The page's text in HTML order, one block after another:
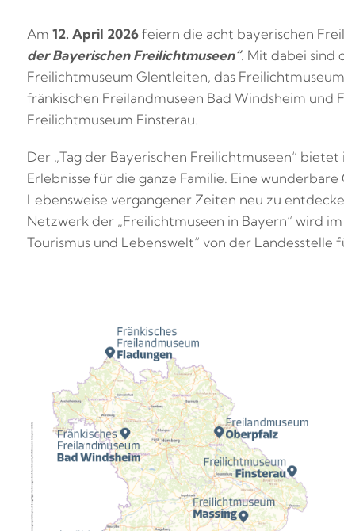
Am12. April 2026feiern die acht bayerischen
der Bayerischen Freilichtmuseen“. Mit dabei sind
Freilichtmuseum Glentleiten, das
fränkischen Freilandmuseen Bad Windsheim und
Freilichtmuseum Finsterau.
Der „Tag der Bayerischen Freilichtmuseen“
Erlebnisse für die ganze Familie. Eine
Lebensweise vergangener Zeiten neu zu
Netzwerk der „Freilichtmuseen in Bayern“ wird
Tourismus und Lebenswelt“ von der